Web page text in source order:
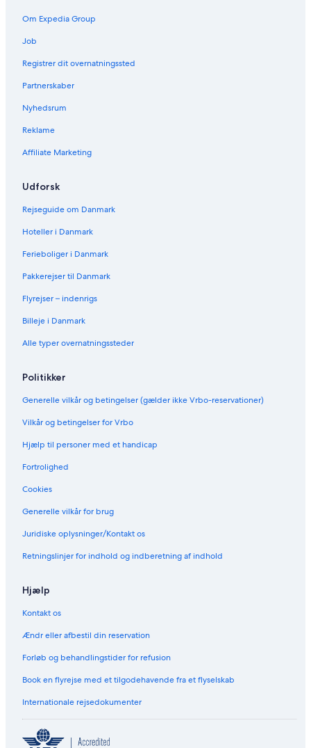
Om Expedia Group
Job
Registrer dit overnatningssted
Partnerskaber
Nyhedsrum
Reklame
Affiliate Marketing
Udforsk
Rejseguide om Danmark
Hoteller i Danmark
Ferieboliger i Danmark
Pakkerejser til Danmark
Flyrejser – indenrigs
Billeje i Danmark
Alle typer overnatningssteder
Politikker
Generelle vilkår og betingelser (gælder ikke Vrbo-reservationer)
Vilkår og betingelser for Vrbo
Hjælp til personer med et handicap
Fortrolighed
Cookies
Generelle vilkår for brug
Juridiske oplysninger/Kontakt os
Retningslinjer for indhold og indberetning af indhold
Hjælp
Kontakt os
Ændr eller afbestil din reservation
Forløb og behandlingstider for refusion
Book en flyrejse med et tilgodehavende fra et flyselskab
Internationale rejsedokumenter